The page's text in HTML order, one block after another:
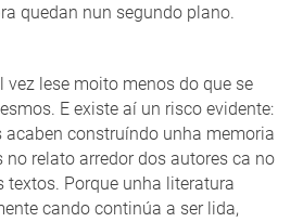
quedan nun segundo plano.
vez lese moito menos do que se
E existe aí un risco evidente:
acaben construíndo unha memoria
relato arredor dos autores ca no
textos. Porque unha literatura
cando continúa a ser lida,